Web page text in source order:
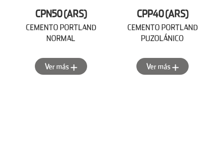
CPN50 (ARS)
CEMENTO PORTLAND
NORMAL
Ver más
CPP40 (ARS)
CEMENTO PORTLAND
PUZOLÁNICO
Ver más